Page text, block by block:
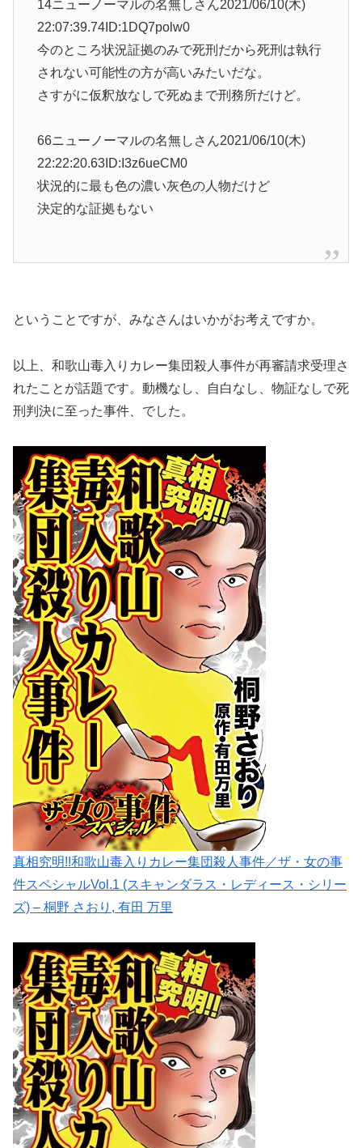
14ニューノーマルの名無しさん2021/06/10(木)
22:07:39.74ID:1DQ7polw0
今のところ状況証拠のみで死刑だから死刑は執行
されない可能性の方が高いみたいだな。
さすがに仮釈放なしで死ぬまで刑務所だけど。
66ニューノーマルの名無しさん2021/06/10(木)
22:22:20.63ID:I3z6ueCM0
状況的に最も色の濃い灰色の人物だけど
決定的な証拠もない
ということですが、みなさんはいかがお考えですか。
以上、和歌山毒入りカレー集団殺人事件が再審請求受理さ
れたことが話題です。動機なし、自白なし、物証なしで死
刑判決に至った事件、でした。
真相究明!!和歌山毒入りカレー集団殺人事件／ザ・女の事
件スペシャルVol.1 (スキャンダラス・レディース・シリー
ズ) – 桐野 さおり, 有田 万里